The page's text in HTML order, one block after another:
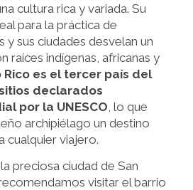
cultura rica y variada. Su
para la práctica de
sus ciudades desvelan un
raíces indígenas, africanas y
Rico es el tercer país del
declarados
por la UNESCO , lo que
archipiélago un destino
cualquier viajero.
preciosa ciudad de San
visitar el barrio